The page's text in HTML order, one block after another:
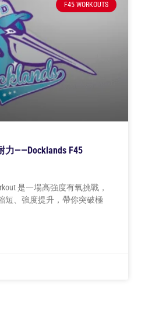
F45 WORKOUTS
力——Docklands F45
是一場高強度有氧挑戰，
短、強度提升，帶你突破極